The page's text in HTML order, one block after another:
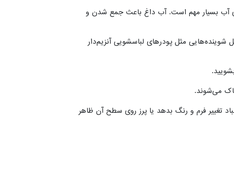
آب بسیار مهم است. آب داغ باعث جمع شدن و
مثل پودرهای لباسشویی آنزیم‌دار
می‌شوند.
تغییر فرم و رنگ بدهد یا پرز روی سطح آن ظاهر